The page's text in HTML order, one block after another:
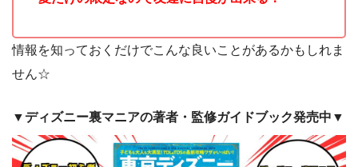
情報を知っておくだけでこんな良いことがあるかもしれま
せん☆
▼ディズニー裏マニアの著者・監修ガイドブック発売中▼